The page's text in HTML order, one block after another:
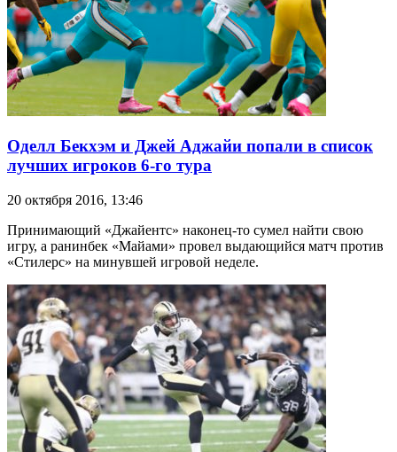
Оделл Бекхэм и Джей Аджайи попали в список
лучших игроков 6-го тура
20 октября 2016, 13:46
Принимающий «Джайентс» наконец-то сумел найти свою
игру, а ранинбек «Майами» провел выдающийся матч против
«Стилерс» на минувшей игровой неделе.